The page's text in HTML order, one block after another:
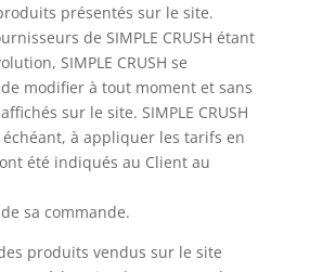
présentés sur le site.
de SIMPLE CRUSH étant
SIMPLE CRUSH se
modifier à tout moment et sans
sur le site. SIMPLE CRUSH
échéant, à appliquer les tarifs en
été indiqués au Client au
sa commande.
produits vendus sur le site